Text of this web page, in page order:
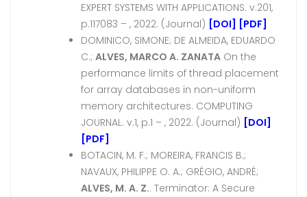
EXPERT SYSTEMS WITH APPLICATIONS. v.201,
p.117083 – , 2022. (Journal) [DOI] [PDF]
DOMINICO, SIMONE; DE ALMEIDA, EDUARDO
C.; ALVES, MARCO A. ZANATA On the
performance limits of thread placement
for array databases in non-uniform
memory architectures. COMPUTING
JOURNAL. v.1, p.1 – , 2022. (Journal) [DOI]
[PDF]
BOTACIN, M. F.; MOREIRA, FRANCIS B.;
NAVAUX, PHILIPPE O. A.; GRÉGIO, ANDRÉ;
ALVES, M. A. Z.. Terminator: A Secure